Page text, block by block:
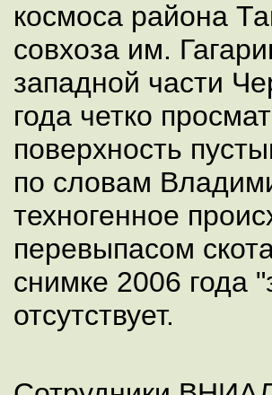
космоса района
совхоза им.
западной части
года четко
поверхность
по словам
техногенное
перевыпасом
снимке 2006 года
отсутствует.